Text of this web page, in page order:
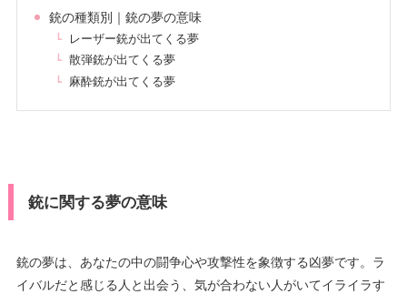
銃の種類別｜銃の夢の意味
レーザー銃が出てくる夢
散弾銃が出てくる夢
麻酔銃が出てくる夢
銃に関する夢の意味
銃の夢は、あなたの中の闘争心や攻撃性を象徴する凶夢です。ラ
イバルだと感じる人と出会う、気が合わない人がいてイライラす